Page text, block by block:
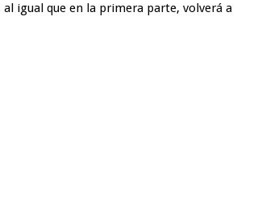
igual que en la primera parte, volverá a